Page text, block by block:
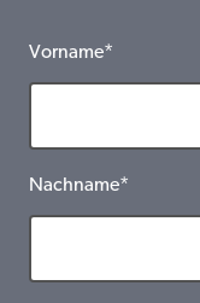
Vorname*
Nachname*